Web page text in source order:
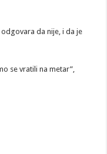
da nije, i da je
se vratili na metar”,